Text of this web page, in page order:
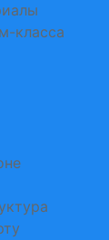
класса